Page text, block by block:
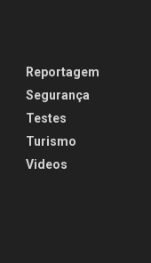
Reportagem
Segurança
Testes
Turismo
Videos